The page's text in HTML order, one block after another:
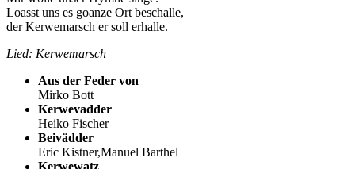
Loasst uns es goanze Ort beschalle,
der Kerwemarsch er soll erhalle.
Lied: Kerwemarsch
Aus der Feder von
Mirko Bott
Kerwevadder
Heiko Fischer
Beivädder
Eric Kistner,Manuel Barthel
Kerwewatz